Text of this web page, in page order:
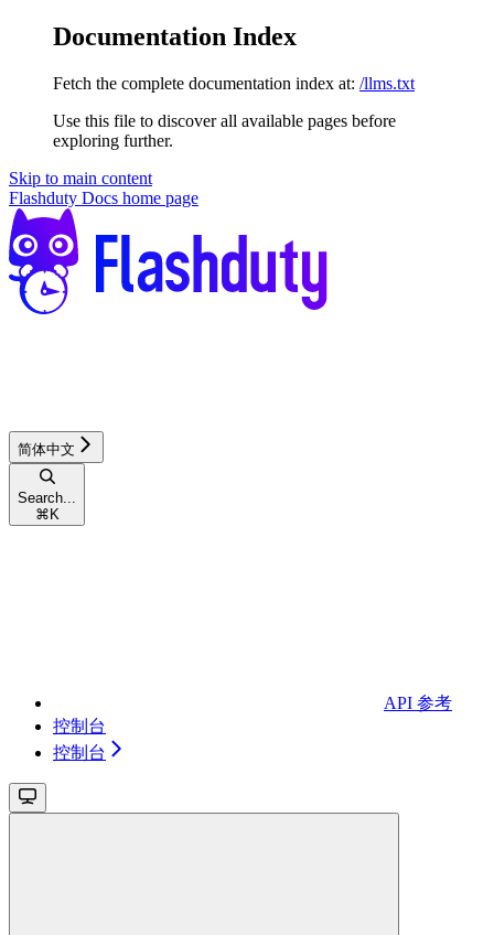
Documentation Index
Fetch the complete documentation index at: /llms.txt
Use this file to discover all available pages before
exploring further.
Skip to main content
Flashduty Docs home page
简体中文
Search...
⌘ K
API 参考
控制台
控制台